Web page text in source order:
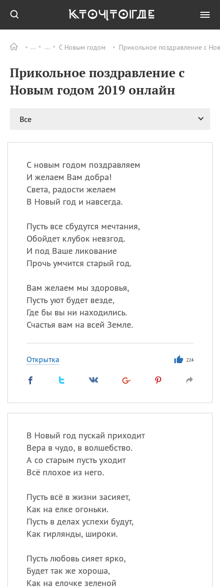
С Новым годом Прикольное поздравление с
Прикольное поздравление с
Новым годом 2019 онлайн
Все
С новым годом поздравляем
И желаем Вам добра!
Света, радости желаем
В Новый год и навсегда.
Пусть все сбудутся мечтания,
Обойдет клубок невзгод.
И под Ваше ликование
Прочь умчится старый год.
Вам желаем мы здоровья,
Пусть уют будет везде,
Где бы вы ни находились.
Счастья вам на всей Земле.
Открытка 224
В Новый год пускай приходит
Вера в чудо, в волшебство.
А со старым пусть уходит
Всё плохое из него.
Пусть всё в жизни засияет,
Как на елке огоньки.
Пусть в делах успехи будут,
Как гирлянды, широки.
Пусть любовь сияет ярко,
Будет так же хороша,
Как на елочке зеленой
ПРАЗДНИКИ Все
09.08 День памяти жертв
атомной
бомбардировки
день
рисового пудинга
09.08
Сегодня празднуют именины
Сергей
Посмотреть значение
происхождение